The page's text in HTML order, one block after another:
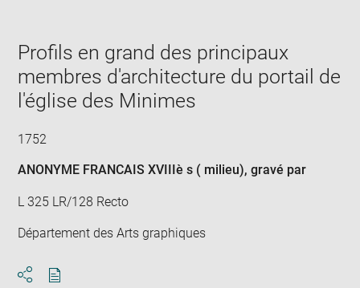
window
Profils en grand des principaux
membres d'architecture du portail de
l'église des Minimes
1752
ANONYME FRANCAIS XVIIIè s ( milieu), gravé par
L 325 LR/128 Recto
Département des Arts graphiques